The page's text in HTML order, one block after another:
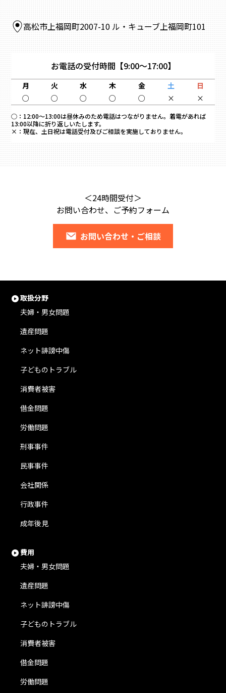
高松市上福岡町2007-10 ル・キューブ上福岡町101
お電話の受付時間 【9:00～17:00】
月 火 水 木 金 土
日
○
○ ○ ○ ○ × ×
○： 12:00～13:00は昼休みのため電話はつながりません。着電があれば
13:00以降に折り返しいたします。
×： 現在、土日祝は電話受付及びご相談を実施しておりません。
＜24時間受付＞
お問い合わせ、ご予約フォーム
お問い合わせ・ご相談
取扱分野
夫婦・男女問題
遺産問題
ネット誹謗中傷
子どものトラブル
消費者被害
借金問題
労働問題
刑事事件
民事事件
会社関係
行政事件
成年後見
費用
夫婦・男女問題
遺産問題
ネット誹謗中傷
子どものトラブル
消費者被害
借金問題
労働問題